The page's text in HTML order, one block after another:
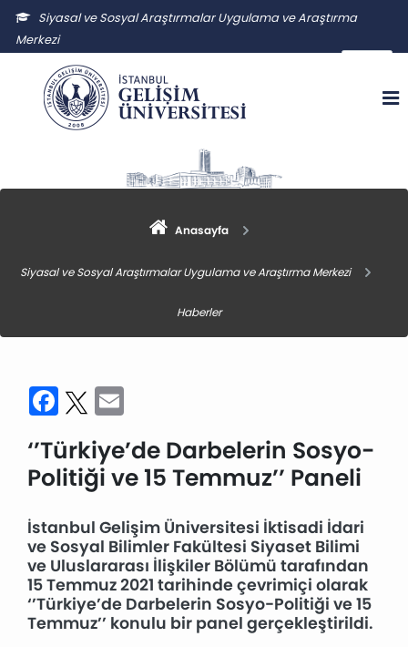
Siyasal ve Sosyal Araştırmalar Uygulama ve Araştırma
Merkezi
ssauam@gelisim.edu.tr
Anasayfa
Siyasal ve Sosyal Araştırmalar Uygulama ve Araştırma Merkezi
Haberler
Facebook
Twitter
‘’Türkiye’de Darbelerin Sosyo-
Politiği ve 15 Temmuz’’ Paneli
İstanbul Gelişim Üniversitesi İktisadi İdari
ve Sosyal Bilimler Fakültesi Siyaset Bilimi
ve Uluslararası İlişkiler Bölümü tarafından
15 Temmuz 2021 tarihinde çevrimiçi olarak
‘’Türkiye’de Darbelerin Sosyo-Politiği ve 15
Temmuz’’ konulu bir panel gerçekleştirildi.